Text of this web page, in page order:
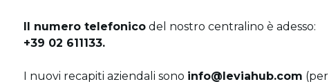
Il numero telefonico del nostro centralino è adesso:
+39 02 611133.
I nuovi recapiti aziendali sono info@leviahub.com (per